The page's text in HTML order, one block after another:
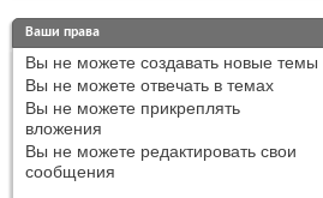
Ваши права
Вы не можете создавать новые темы
Вы не можете отвечать в темах
Вы не можете прикреплять
вложения
Вы не можете редактировать свои
сообщения